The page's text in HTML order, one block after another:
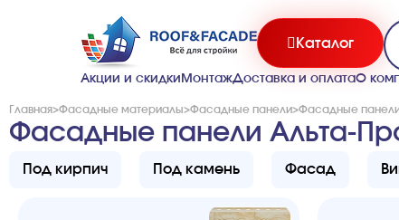
Каталог
Акции и скидки МонтажДоставка и оплатаО
Главная>Фасадные материалы>Фасадные панели>Фасадные
Фасадные панели Альта-
Под кирпич Под камень Фасад